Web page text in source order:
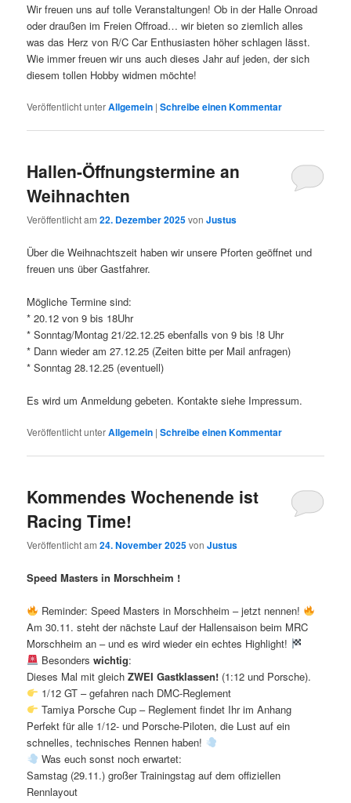
Wir freuen uns auf tolle Veranstaltungen! Ob in der Halle Onroad
oder draußen im Freien Offroad… wir bieten so ziemlich alles
was das Herz von R/C Car Enthusiasten höher schlagen lässt.
Wie immer freuen wir uns auch dieses Jahr auf jeden, der sich
diesem tollen Hobby widmen möchte!
Veröffentlicht unterAllgemein |Schreibe einen Kommentar
Hallen-Öffnungstermine an
Weihnachten
Veröffentlicht am22. Dezember 2025vonJustus
Über die Weihnachtszeit haben wir unsere Pforten geöffnet und
freuen uns über Gastfahrer.
Mögliche Termine sind:
* 20.12 von 9 bis 18Uhr
* Sonntag/Montag 21/22.12.25 ebenfalls von 9 bis !8 Uhr
* Dann wieder am 27.12.25 (Zeiten bitte per Mail anfragen)
* Sonntag 28.12.25 (eventuell)
Es wird um Anmeldung gebeten. Kontakte siehe Impressum.
Veröffentlicht unterAllgemein |Schreibe einen Kommentar
Kommendes Wochenende ist
Racing Time!
Veröffentlicht am24. November 2025vonJustus
Speed Masters in Morschheim !
Reminder: Speed Masters in Morschheim – jetzt nennen!
Am 30.11. steht der nächste Lauf der Hallensaison beim MRC
Morschheim an – und es wird wieder ein echtes Highlight!
Besonders wichtig:
Dieses Mal mit gleichZWEI Gastklassen! (1:12 und Porsche).
1/12 GT – gefahren nach DMC-Reglement
Tamiya Porsche Cup – Reglement findet Ihr im Anhang
Perfekt für alle 1/12- und Porsche-Piloten, die Lust auf ein
schnelles, technisches Rennen haben!
Was euch sonst noch erwartet:
Samstag (29.11.) großer Trainingstag auf dem offiziellen
Rennlayout